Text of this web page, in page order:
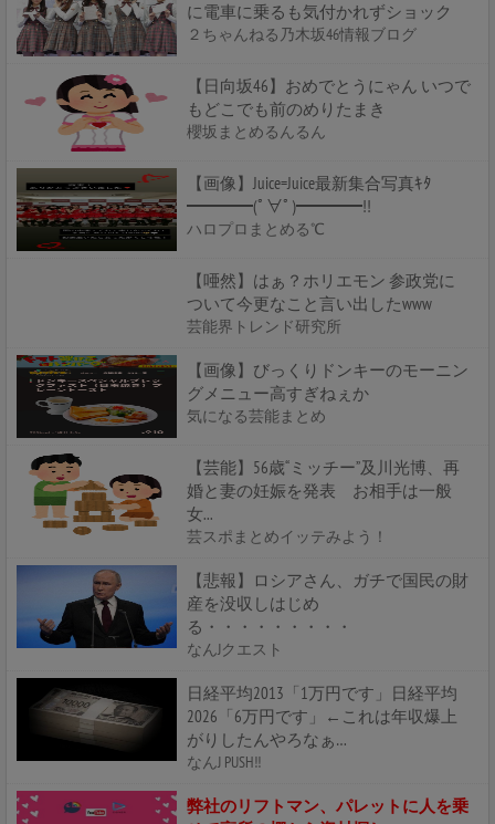
に電車に乗るも気付かれずショック
２ちゃんねる乃木坂46情報ブログ
【日向坂46】おめでとうにゃん いつで
もどこでも前のめりたまき
櫻坂まとめるんるん
【画像】Juice=Juice最新集合写真ｷﾀ
━━━━(ﾟ∀ﾟ)━━━━!!
ハロプロまとめる℃
【唖然】はぁ？ホリエモン 参政党に
ついて今更なこと言い出したwww
芸能界トレンド研究所
【画像】びっくりドンキーのモーニン
グメニュー高すぎねぇか
気になる芸能まとめ
【芸能】56歳“ミッチー”及川光博、再
婚と妻の妊娠を発表 お相手は一般
女...
芸スポまとめイッテみよう！
【悲報】ロシアさん、ガチで国民の財
産を没収しはじめ
る・・・・・・・・・
なんJクエスト
日経平均2013「1万円です」日経平均
2026「6万円です」←これは年収爆上
がりしたんやろなぁ…
なんJ PUSH!!
弊社のリフトマン、パレットに人を乗